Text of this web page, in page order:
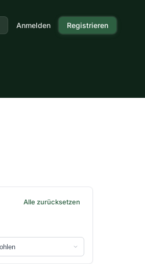
Anmelden Registrieren
Alle zurücksetzen